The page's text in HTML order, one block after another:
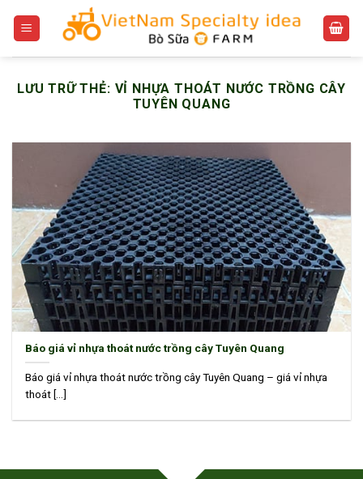
LƯU TRỮ THẺ: VỈ NHỰA THOÁT NƯỚC TRỒNG CÂY
TUYÊN QUANG
Báo giá vỉ nhựa thoát nước trồng cây Tuyên Quang
Báo giá vỉ nhựa thoát nước trồng cây Tuyên Quang – giá vỉ nhựa
thoát [...]